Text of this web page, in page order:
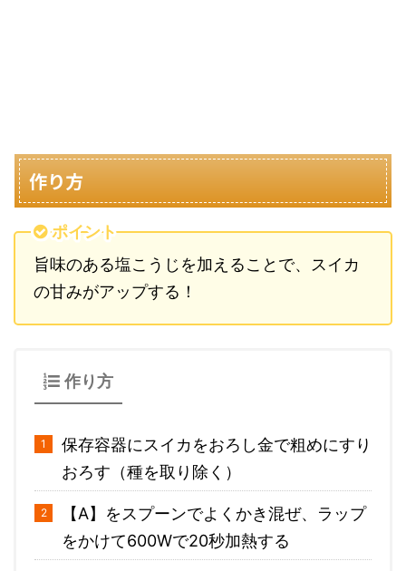
作り方
ポイント
旨味のある塩こうじを加えることで、スイカ
の甘みがアップする！
作り方
保存容器にスイカをおろし金で粗めにすり
おろす（種を取り除く）
【A】をスプーンでよくかき混ぜ、ラップ
をかけて600Wで20秒加熱する